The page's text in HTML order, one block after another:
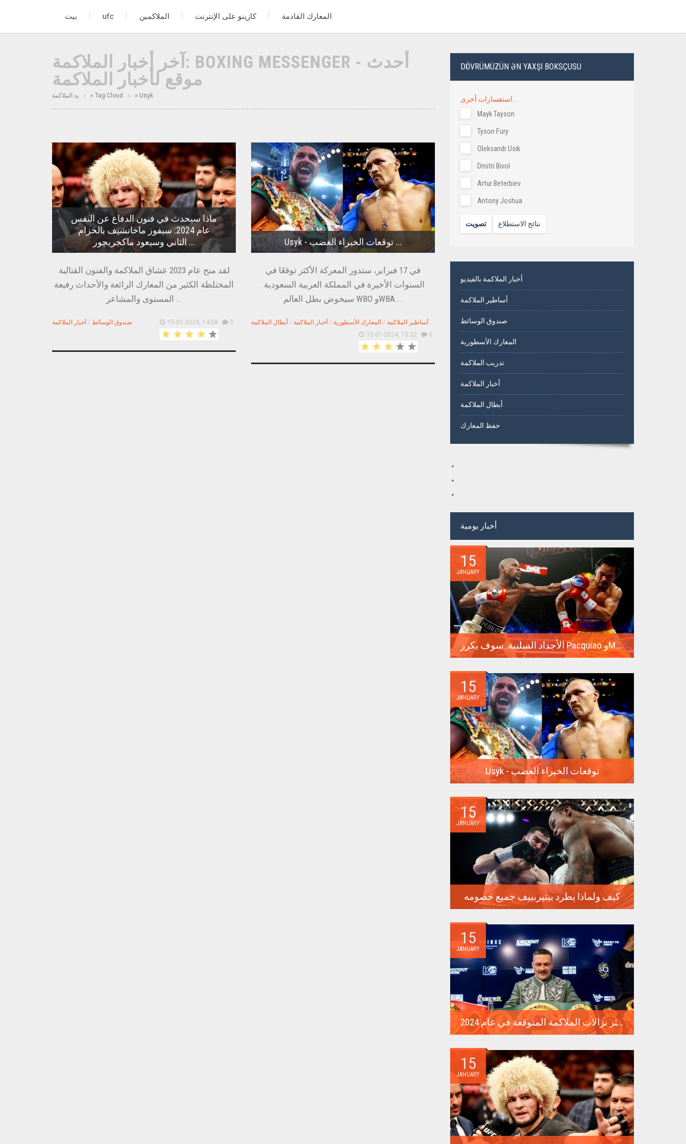
بيت ufc الملاكمين كازينو على الإنترنت المعارك القادمة
آخر أخبار الملاكمة: BOXING MESSENGER - أحدث
موقع لأخبار الملاكمة
يد الملاكمة » Tag Cloud » Usyk
ماذا سيحدث في فنون الدفاع عن النفس
عام 2024: سيفوز ماخاتشيف بالحزام
الثاني وسيعود ماكجريجور ...
لقد منح عام 2023 عشاق الملاكمة والفنون القتالية
المختلطة الكثير من المعارك الرائعة والأحداث رفيعة
المستوى والمشاعر ...
صندوق الوسائط / أخبار الملاكمة 15-01-2024, 14:58 0
Usyk - توقعات الخبراء الغضب ...
في 17 فبراير، ستدور المعركة الأكثر توقعًا في
السنوات الأخيرة في المملكة العربية السعودية.
سيخوض بطل العالم WBO وWBA ...
أساطير الملاكمة / المعارك الأسطورية / أخبار الملاكمة / أبطال الملاكمة
15-01-2024, 13:22
0
DÖVRÜMÜZÜN ƏN YAXŞI BOKSÇUSU
استفسارات أخرى...
Mayk Tayson
Tyson Fury
Oleksandr Usik
Dmitri Bivol
Artur Beterbiev
Antony Joshua
تصويت نتائج الاستطلاع
أخبار الملاكمة بالفيديو
أساطير الملاكمة
صندوق الوسائط
المعارك الأسطورية
تدريب الملاكمة
أخبار الملاكمة
أبطال الملاكمة
حفظ المعارك
أخبار يومية
15
JANUARY
الأجداد السلبية. سوف يكرر Pacquiao وMayweather معركتهما الناجحة للغاية في عام 2015
مايويذر وماني...
15
JANUARY
Usyk - توقعات الخبراء الغضب
الأخيرة في...
15
JANUARY
كيف ولماذا يطرد بيتيربييف جميع خصومه
الدفاع عن لقبه...
15
JANUARY
أكثر نزالات الملاكمة المتوقعة في عام 2024
من أقسام مختلفة،...
15
JANUARY